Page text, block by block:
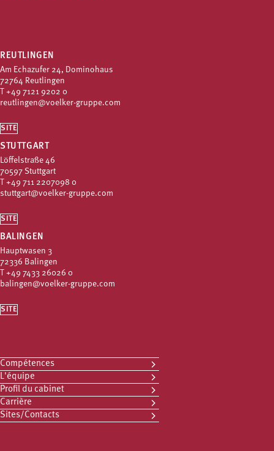
REUTLINGEN
Am Echazufer 24, Dominohaus
72764 Reutlingen
+49 7121 9202 0
reutlingen@voelker-gruppe.com
SITE
STUTTGART
Löffelstraße 46
70597 Stuttgart
+49 711 2207098 0
stuttgart@voelker-gruppe.com
SITE
BALINGEN
Hauptwasen 3
72336 Balingen
+49 7433 26026 0
balingen@voelker-gruppe.com
SITE
Compétences
L'équipe
Profil du cabinet
Carrière
Sites/Contacts